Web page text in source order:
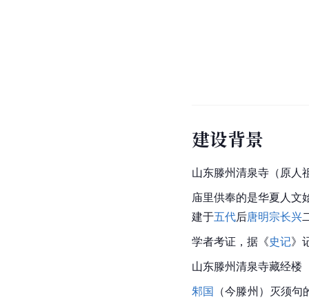
建设背景
山东滕州清泉寺（原人
庙里供奉的是华夏人文
建于五代后唐明宗长兴
学者考证，据《史记》
山东滕州清泉寺藏经楼
邾国 （今滕州 ）灭须句